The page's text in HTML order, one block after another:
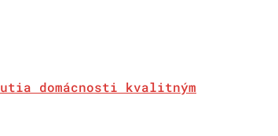
domácnosti kvalitným